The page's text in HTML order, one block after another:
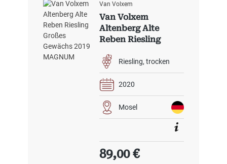
Van Volxem
Van Volxem
Altenberg Alte
Reben Riesling
2020 MAGNUM
Riesling trocken
2020
Mosel
Regulärer Preis:
89,00 €